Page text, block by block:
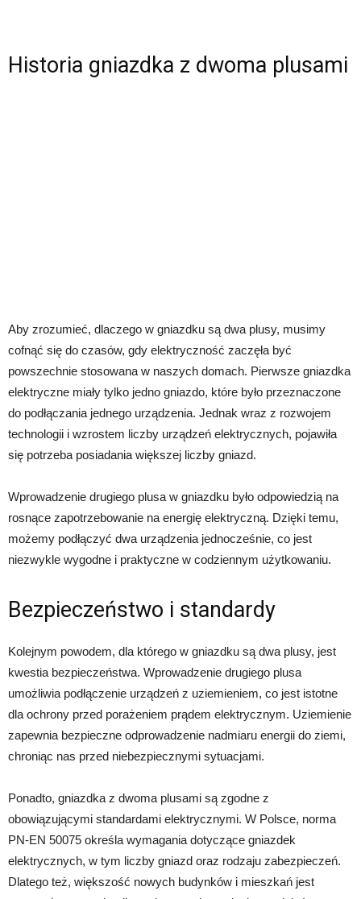
Historia gniazdka z dwoma plusami
Aby zrozumieć, dlaczego w gniazdku są dwa plusy, musimy
cofnąć się do czasów, gdy elektryczność zaczęła być
powszechnie stosowana w naszych domach. Pierwsze gniazdka
elektryczne miały tylko jedno gniazdo, które było przeznaczone
do podłączania jednego urządzenia. Jednak wraz z rozwojem
technologii i wzrostem liczby urządzeń elektrycznych, pojawiła
się potrzeba posiadania większej liczby gniazd.
Wprowadzenie drugiego plusa w gniazdku było odpowiedzią na
rosnące zapotrzebowanie na energię elektryczną. Dzięki temu,
możemy podłączyć dwa urządzenia jednocześnie, co jest
niezwykle wygodne i praktyczne w codziennym użytkowaniu.
Bezpieczeństwo i standardy
Kolejnym powodem, dla którego w gniazdku są dwa plusy, jest
kwestia bezpieczeństwa. Wprowadzenie drugiego plusa
umożliwia podłączenie urządzeń z uziemieniem, co jest istotne
dla ochrony przed porażeniem prądem elektrycznym. Uziemienie
zapewnia bezpieczne odprowadzenie nadmiaru energii do ziemi,
chroniąc nas przed niebezpiecznymi sytuacjami.
Ponadto, gniazdka z dwoma plusami są zgodne z
obowiązującymi standardami elektrycznymi. W Polsce, norma
PN-EN 50075 określa wymagania dotyczące gniazdek
elektrycznych, w tym liczby gniazd oraz rodzaju zabezpieczeń.
Dlatego też, większość nowych budynków i mieszkań jest